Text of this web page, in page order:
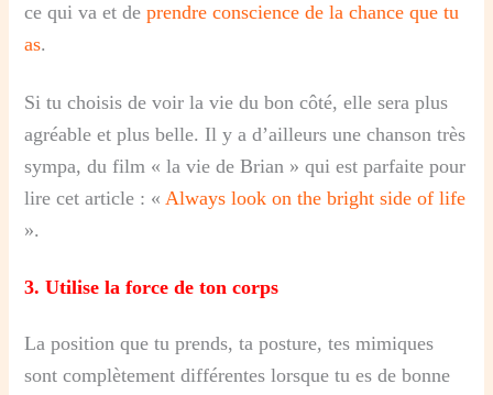
ce qui va et deprendre conscience de la chance que tu
as.
Si tu choisis de voir la vie du bon côté, elle sera plus
agréable et plus belle. Il y a d’ailleurs une chanson très
sympa, du film « la vie de Brian » qui est parfaite pour
lire cet article : « Always look on the bright side of life
».
3. Utilise la force de ton corps
La position que tu prends, ta posture, tes mimiques
sont complètement différentes lorsque tu es de bonne